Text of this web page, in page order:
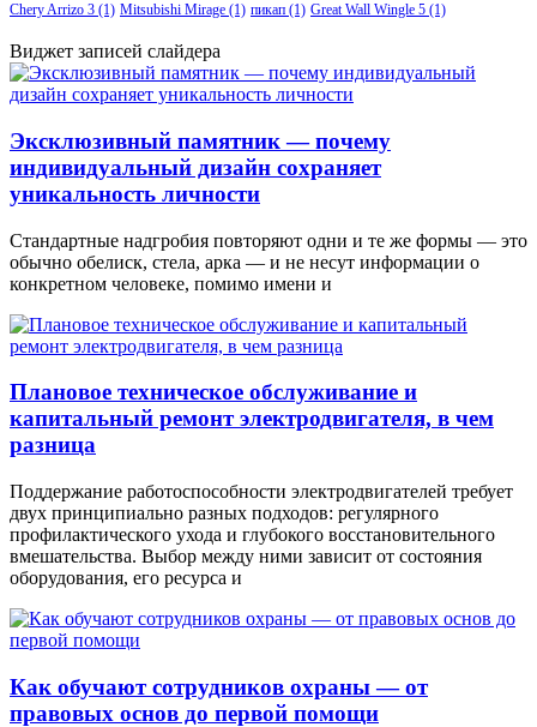
Chery Arrizo 3 (1) Mitsubishi Mirage (1) пикап (1) Great Wall Wingle 5 (1)
Виджет записей слайдера
Эксклюзивный памятник — почему
индивидуальный дизайн сохраняет
уникальность личности
Стандартные надгробия повторяют одни и те же формы — это
обычно обелиск, стела, арка — и не несут информации о
конкретном человеке, помимо имени и
Плановое техническое обслуживание и
капитальный ремонт электродвигателя, в чем
разница
Поддержание работоспособности электродвигателей требует
двух принципиально разных подходов: регулярного
профилактического ухода и глубокого восстановительного
вмешательства. Выбор между ними зависит от состояния
оборудования, его ресурса и
Как обучают сотрудников охраны — от
правовых основ до первой помощи